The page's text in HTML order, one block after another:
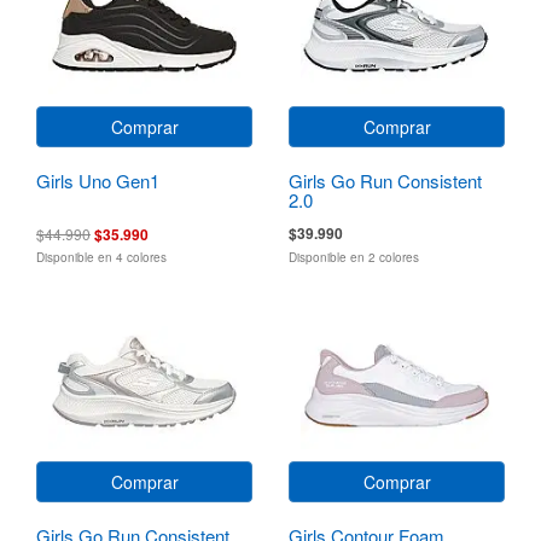
Comprar
Girls Uno Gen1
$44.990$35.990
Disponible en 4 colores
Comprar
Girls Go Run Consistent
2.0
$39.990
Disponible en 2 colores
Comprar
Girls Go Run Consistent
Comprar
Girls Contour Foam